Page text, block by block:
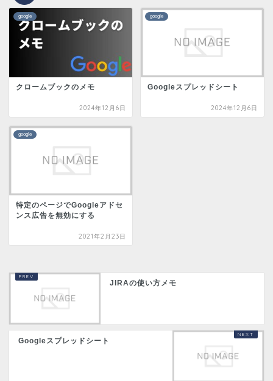
google
クロームブックのメモ
2024年12月6日
google
Googleスプレッドシート
2024年12月6日
google
特定のページでGoogleアドセ
ンス広告を無効にする
2021年2月23日
JIRAの使い方メモ
Googleスプレッドシート